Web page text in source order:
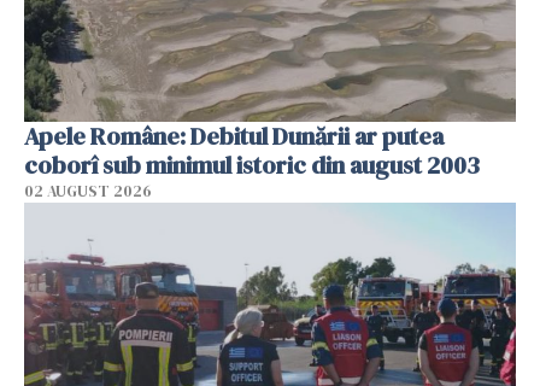
Apele Române: Debitul Dunării ar putea
coborî sub minimul istoric din august 2003
02 AUGUST 2026